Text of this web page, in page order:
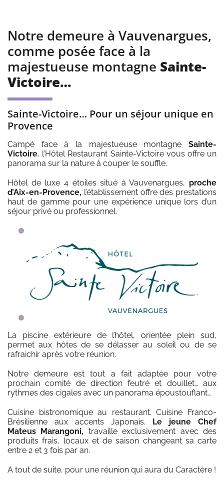
t
*Notre demeure à Vauvenargues,
comme posée face à la
majestueuse montagne Sainte-
Victoire…
Sainte-Victoire… Pour un séjour unique en
Provence
Campé face à la majestueuse montagne Sainte-
Victoire, l’Hôtel Restaurant Sainte-Victoire vous offre un
panorama sur la nature à couper le souffle.
Hôtel de luxe 4 étoiles situé à Vauvenargues, proche
d’Aix-en-Provence, l’établissement offre des prestations
haut de gamme pour une expérience unique lors d’un
séjour privé ou professionnel.
La piscine extérieure de l’hôtel, orientée plein sud,
permet aux hôtes de se délasser au soleil ou de se
rafraichir après votre réunion.
Notre demeure est tout a fait adaptée pour votre
prochain comité de direction feutré et douillet… aux
rythmes des cigales avec un panorama époustouflant…
Cuisine bistronomique au restaurant. Cuisine Franco-
Brésilienne aux accents Japonais. Le jeune Chef
Mateus Marangoni, travaille exclusivement avec des
produits frais, locaux et de saison changeant sa carte
entre 2 et 3 fois par an.
A tout de suite, pour une réunion qui aura du Caractère !